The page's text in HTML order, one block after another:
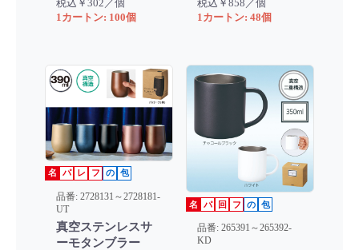
税込￥302／個
1カートン: 100個
税込￥858／個
1カートン: 48個
名 パ レ フ の 包
品番: 2728131～2728181-
UT
真空ステンレスサ
ーモタンブラー
名 パ 回 フ の 包
品番: 265391～265392-
KD